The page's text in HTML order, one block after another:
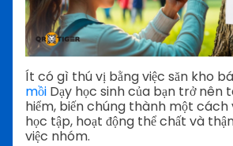
Ít có gì thú vị bằng việc săn kho
mồi Dạy học sinh của bạn trở nên
hiểm, biến chúng thành một cách
học tập, hoạt động thể chất và
việc nhóm.